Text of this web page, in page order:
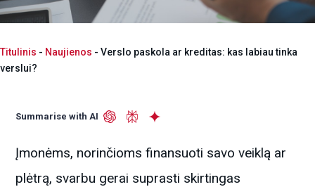
Titulinis - Naujienos - Verslo paskola ar kreditas: kas labiau tinka
verslui?
Summarise with AI
Įmonėms, norinčioms finansuoti savo veiklą ar
plėtrą, svarbu gerai suprasti skirtingas